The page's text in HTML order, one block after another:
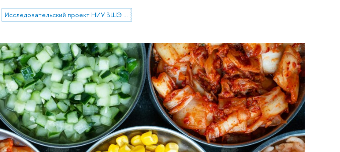
Исследовательский проект НИУ ВШЭ «Экономическое поведение домашних хозяйств»